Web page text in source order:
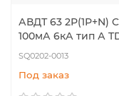
АВДТ 63 2Р(1Р+N)
100мА 6кА тип А
SQ0202-0013
Под заказ